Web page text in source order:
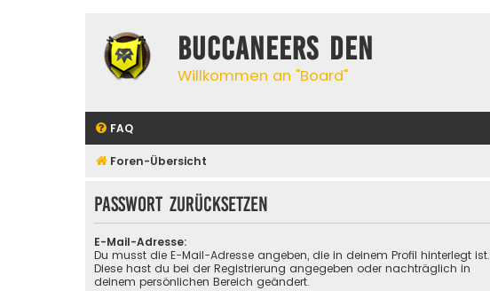
Buccaneers Den
Willkommen an "Board"
FAQ
Foren-Übersicht
Passwort zurücksetzen
E-Mail-Adresse:
Du musst die E-Mail-Adresse angeben, die in deinem Profil hinterlegt ist.
Diese hast du bei der Registrierung angegeben oder nachträglich in
deinem persönlichen Bereich geändert.